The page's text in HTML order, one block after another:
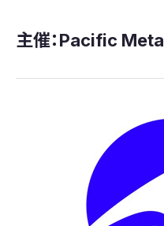
主催：Pacific Meta